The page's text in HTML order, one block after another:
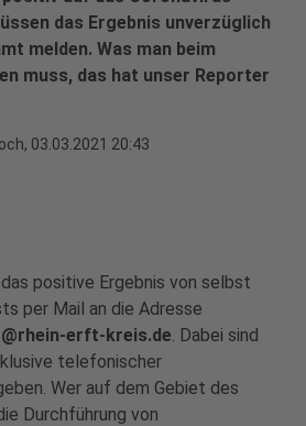
das Ergebnis unverzüglich
melden. Was man beim
muss, das hat unser Reporter
03.03.2021 20:43
positive Ergebnis von selbst
per Mail an die Adresse
erft-kreis.de. Dabei sind
telefonischer
Wer auf dem Gebiet des
Durchführung von